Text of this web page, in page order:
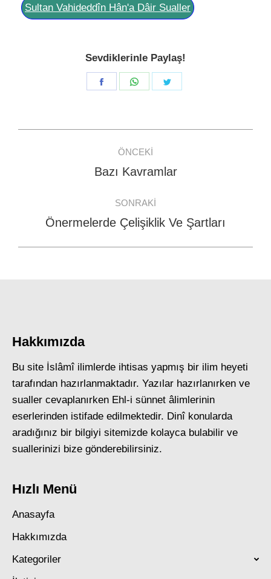
Sultan Vahideddîn Hân'a Dâir Sualler
Sevdiklerinle Paylaş!
Share
Share
navigation
ÖNCEKI
Previous
Bazı Kavramlar
SONRAKI
Next
Önermelerde Çelişiklik Ve Şartları
Hakkımızda
Bu site İslâmî ilimlerde ihtisas yapmış bir ilim heyeti
tarafından hazırlanmaktadır. Yazılar hazırlanırken ve
sualler cevaplanırken Ehl-i sünnet âlimlerinin
eserlerinden istifade edilmektedir. Dinî konularda
aradığınız bir bilgiyi sitemizde kolayca bulabilir ve
suallerinizi bize gönderebilirsiniz.
Hızlı Menü
Anasayfa
Hakkımızda
Kategoriler